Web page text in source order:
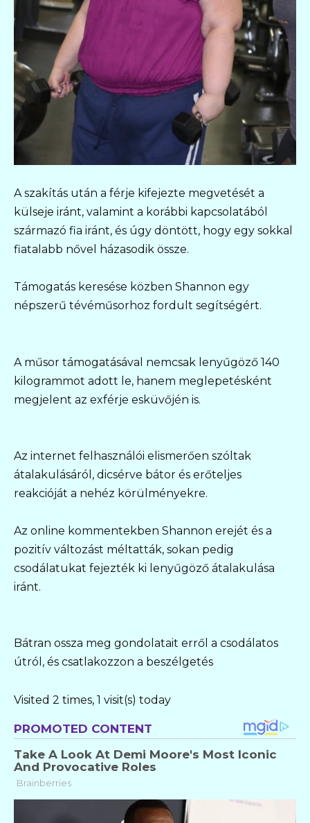
A szakítás után a férje kifejezte megvetését a
külseje iránt, valamint a korábbi kapcsolatából
származó fia iránt, és úgy döntött, hogy egy sokkal
fiatalabb nővel házasodik össze.
Támogatás keresése közben Shannon egy
népszerű tévéműsorhoz fordult segítségért.
A műsor támogatásával nemcsak lenyűgöző 140
kilogrammot adott le, hanem meglepetésként
megjelent az exférje esküvőjén is.
Az internet felhasználói elismerően szóltak
átalakulásáról, dicsérve bátor és erőteljes
reakcióját a nehéz körülményekre.
Az online kommentekben Shannon erejét és a
pozitív változást méltatták, sokan pedig
csodálatukat fejezték ki lenyűgöző átalakulása
iránt.
Bátran ossza meg gondolatait erről a csodálatos
útról, és csatlakozzon a beszélgetés
Visited 2 times, 1 visit(s) today